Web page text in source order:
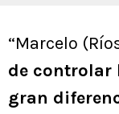
“Marcelo
de controlar
gran